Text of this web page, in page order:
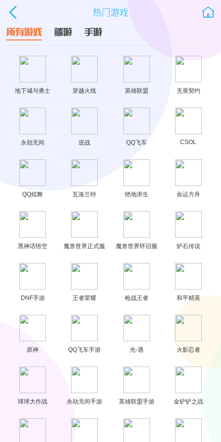
热门游戏
所有游戏 端游 手游
地下城与勇士 穿越火线 英雄联盟 无畏契约
永劫无间 逆战 QQ飞车 CSOL
QQ炫舞 瓦洛兰特 绝地求生 命运方舟
黑神话悟空 魔兽世界正式服 魔兽世界怀旧服 炉石传说
DNF手游 王者荣耀 枪战王者 和平精英
原神 QQ飞车手游 光-遇 火影忍者
球球大作战 永劫无间手游 英雄联盟手游 金铲铲之战